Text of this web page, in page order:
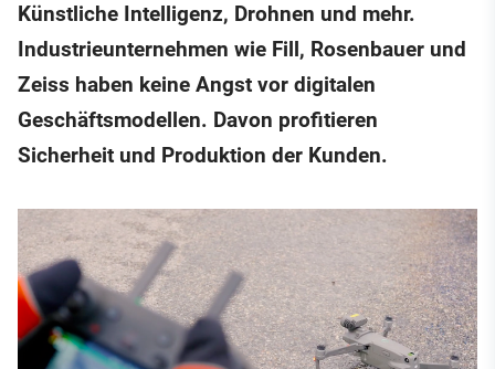
Künstliche Intelligenz, Drohnen und mehr.
Industrieunternehmen wie Fill, Rosenbauer und
Zeiss haben keine Angst vor digitalen
Geschäftsmodellen. Davon profitieren
Sicherheit und Produktion der Kunden.